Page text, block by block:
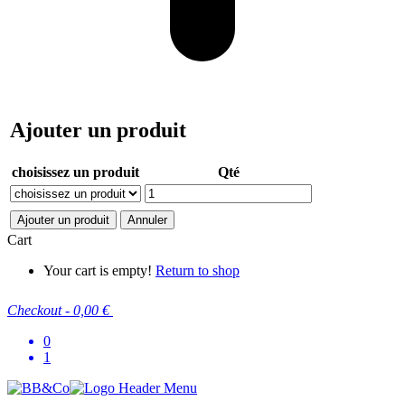
Ajouter un produit
choisissez un produit Qté
Ajouter un produit Annuler
Cart
Your cart is empty! Return to shop
Checkout - 0,00 €
0
1